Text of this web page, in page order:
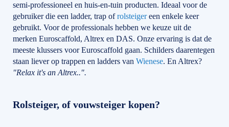
semi-professioneel en huis-en-tuin producten. Ideaal voor de
gebruiker die een ladder, trap ofrolsteigereen enkele keer
gebruikt. Voor de professionals hebben we keuze uit de
merken Euroscaffold, Altrex en DAS. Onze ervaring is dat de
meeste klussers voor Euroscaffold gaan. Schilders daarentegen
staan liever op trappen en ladders van Wienese. En Altrex?
"Relax it's an Altrex..".
Rolsteiger, of vouwsteiger kopen?